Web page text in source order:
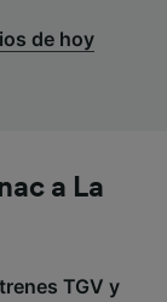
de hoy
a La
TGV y